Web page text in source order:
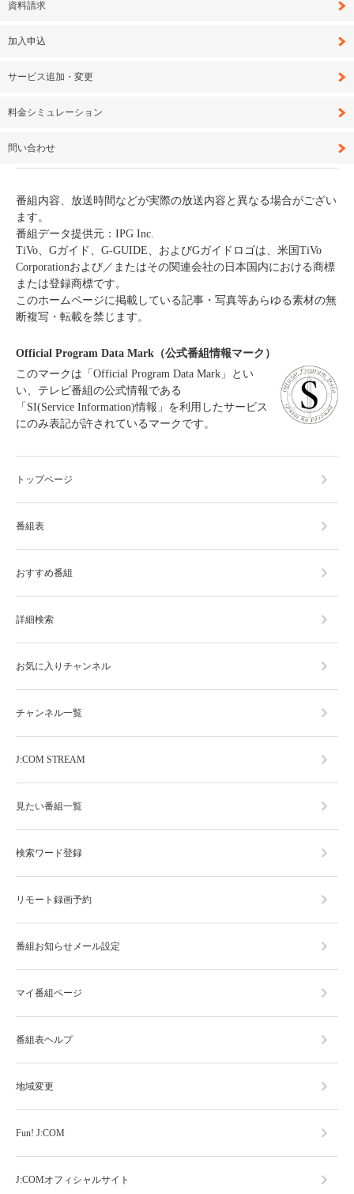
資料請求
加入申込
サービス追加・変更
料金シミュレーション
問い合わせ
番組内容、放送時間などが実際の放送内容と異なる場合がござい
ます。
番組データ提供元：IPG Inc.
TiVo、Gガイド、G-GUIDE、およびGガイドロゴは、米国TiVo
Corporationおよび／またはその関連会社の日本国内における商標
または登録商標です。
このホームページに掲載している記事・写真等あらゆる素材の無
断複写・転載を禁じます。
Official Program Data Mark（公式番組情報マーク）
このマークは「Official Program Data Mark」とい
い、テレビ番組の公式情報である
「SI(Service Information)情報」を利用したサービス
にのみ表記が許されているマークです。
トップページ
番組表
おすすめ番組
詳細検索
お気に入りチャンネル
チャンネル一覧
J:COM STREAM
見たい番組一覧
検索ワード登録
リモート録画予約
番組お知らせメール設定
マイ番組ページ
番組表ヘルプ
地域変更
Fun! J:COM
J:COMオフィシャルサイト